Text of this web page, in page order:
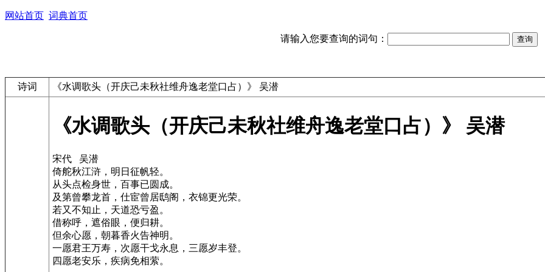
网站首页 词典首页
请输入您要查询的词句：
诗词 《水调歌头（开庆己未秋社维舟逸老堂口占）》 吴潜
《水调歌头（开庆己未秋社维舟逸老堂口占）》 吴潜
宋代 吴潜
倚舵秋江浒，明日征帆轻。
从头点检身世，百事已圆成。
及第曾攀龙首，仕宦曾居鸱阁，衣锦更光荣。
若又不知止，天道恐亏盈。
借称呼，遮俗眼，便归耕。
但余心愿，朝暮香火告神明。
一愿君王万寿，次愿干戈永息，三愿岁丰登。
四愿老安乐，疾病免相萦。